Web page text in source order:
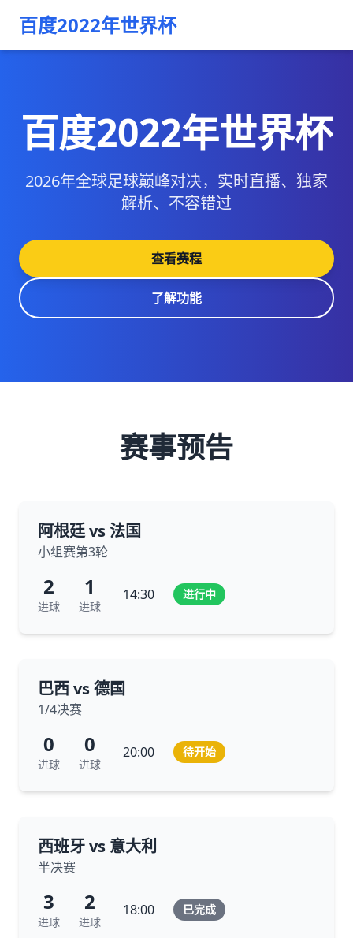
百度2022年世界杯
百度2022年世界杯
2026年全球足球巅峰对决，实时直播、独家
解析、不容错过
查看赛程
了解功能
赛事预告
阿根廷 vs 法国
小组赛第3轮
2
进球
1
进球
14:30 进行中
巴西 vs 德国
1/4决赛
0
进球
0
进球
20:00 待开始
西班牙 vs 意大利
半决赛
3
进球
2
进球
18:00 已完成